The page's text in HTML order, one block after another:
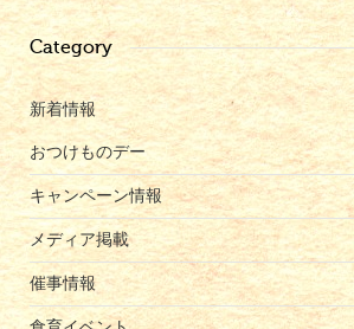
Category
新着情報
おつけものデー
キャンペーン情報
メディア掲載
催事情報